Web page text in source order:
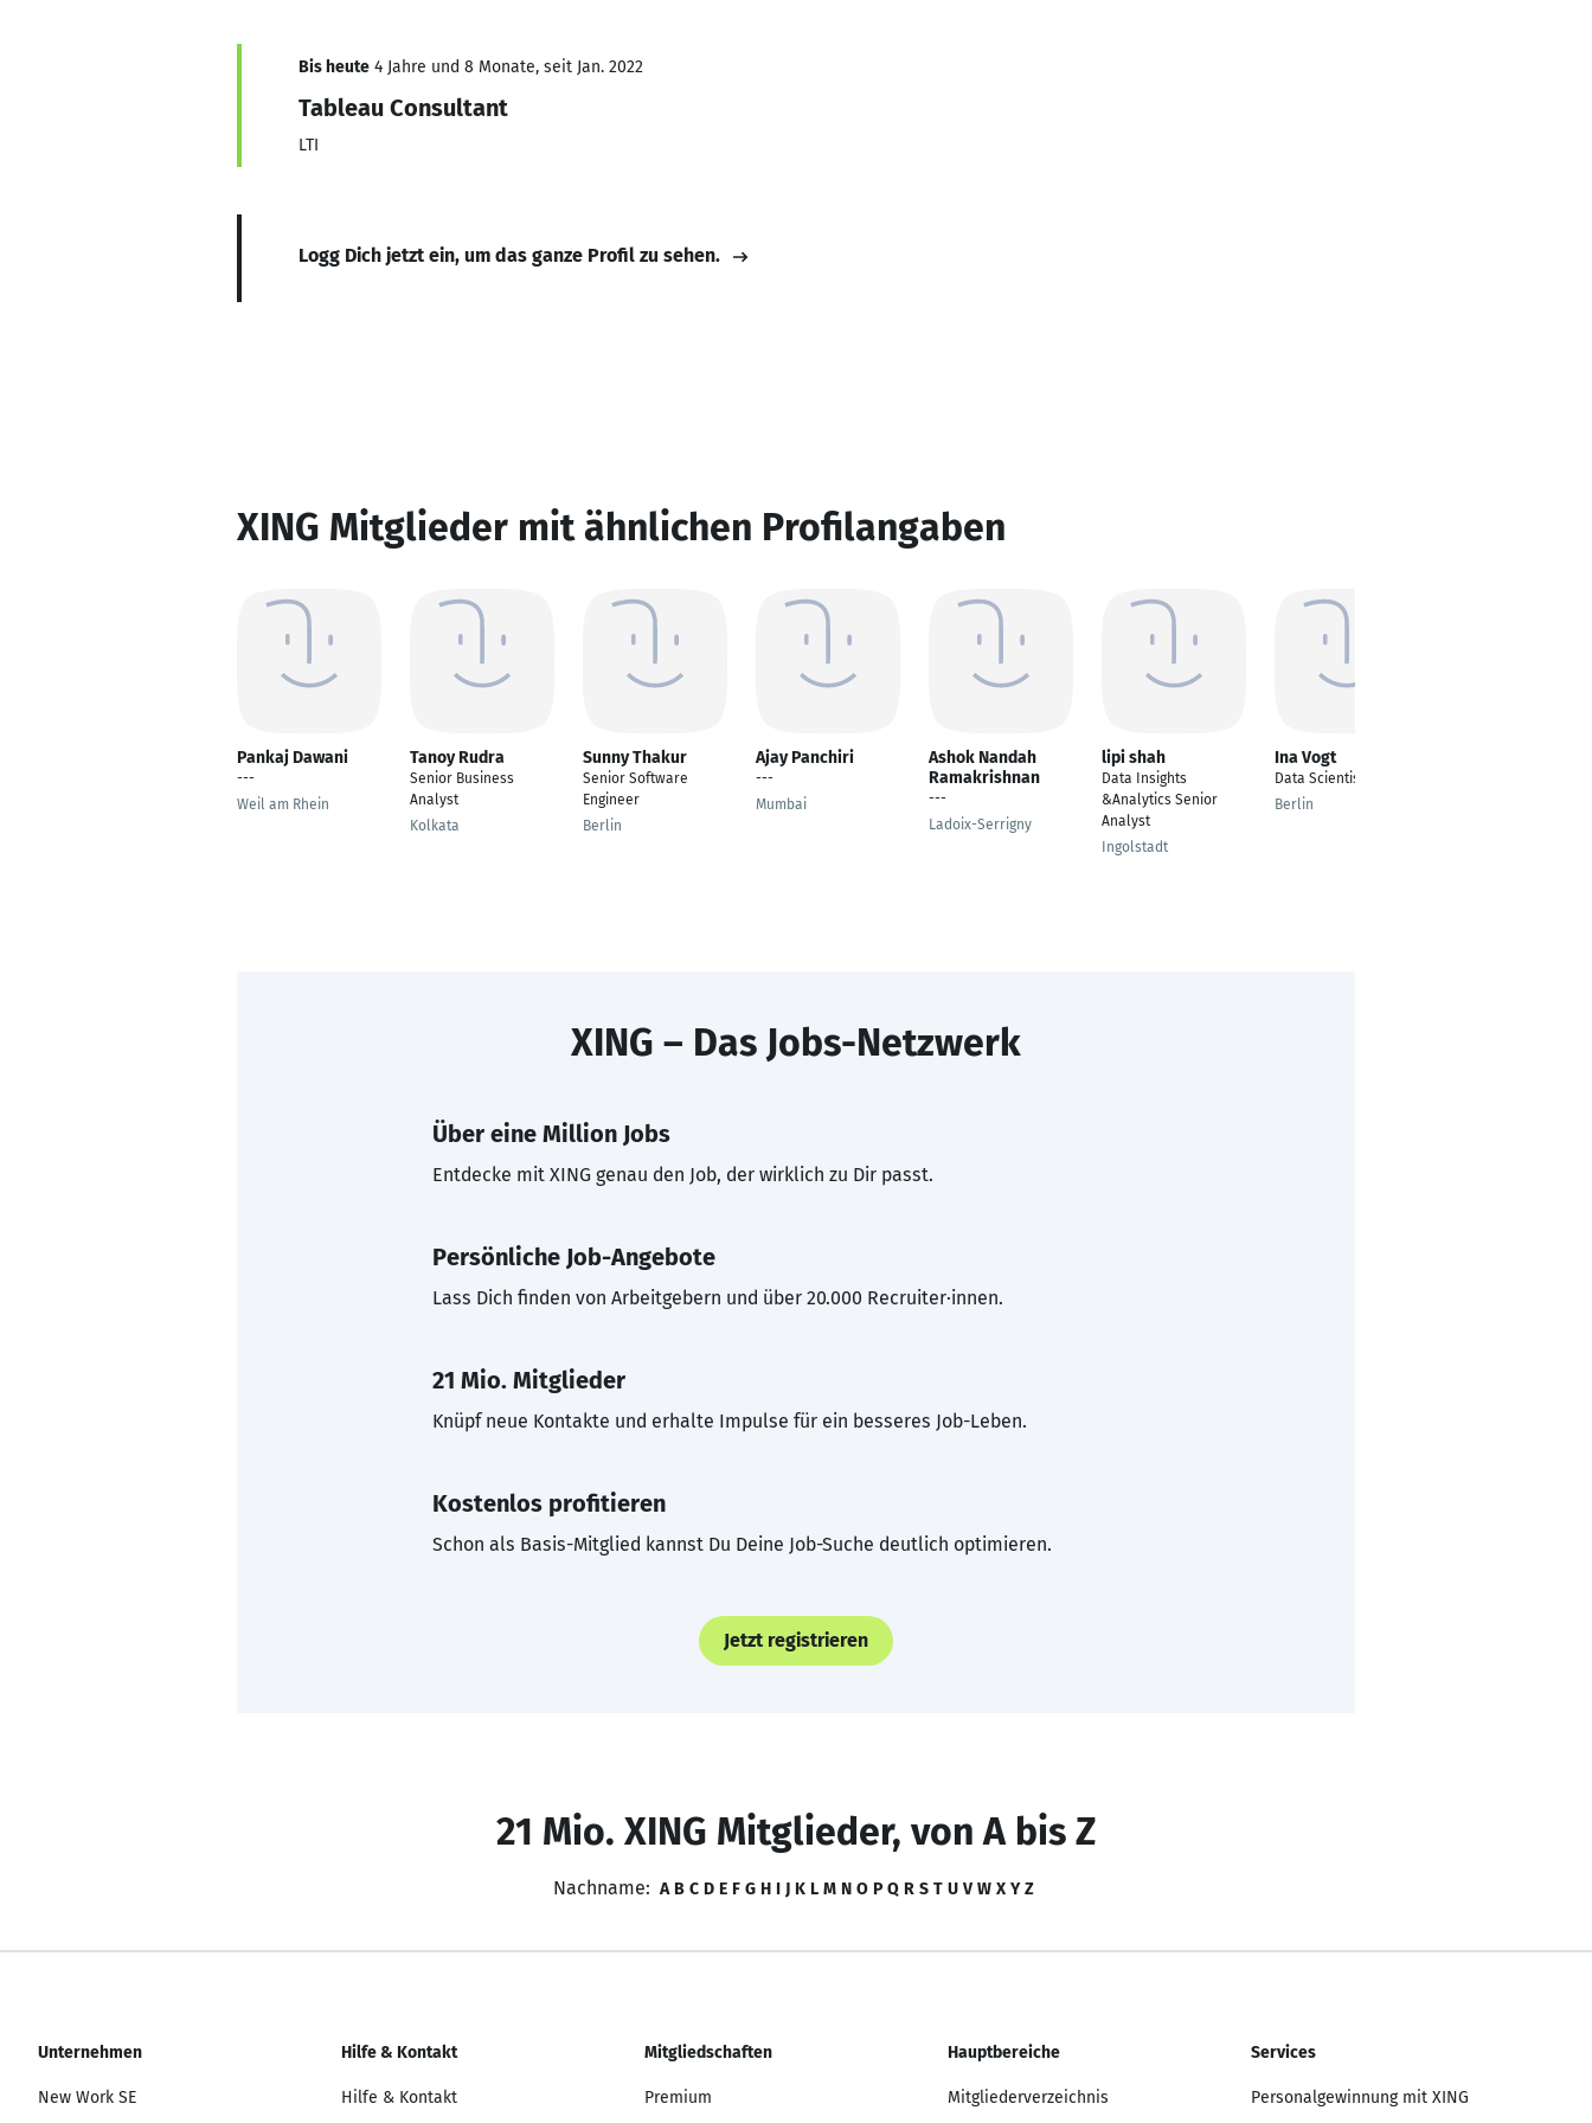
Bis heute 4 Jahre und 8 Monate, seit Jan. 2022
Tableau Consultant
LTI
Logg Dich jetzt ein, um das ganze Profil zu sehen.
XING Mitglieder mit ähnlichen Profilangaben
Pankaj Dawani
---
Weil am Rhein
Tanoy Rudra
Senior Business
Analyst
Kolkata
Sunny Thakur
Senior Software
Engineer
Berlin
Ajay Panchiri
---
Mumbai
Ashok Nandah
Ramakrishnan
---
Ladoix-Serrigny
lipi shah
Data Insights
&Analytics Senior
Analyst
Ingolstadt
Ina Vogt
Data Scientist
Berlin
XING – Das Jobs-Netzwerk
Über eine Million Jobs
Entdecke mit XING genau den Job, der wirklich zu Dir passt.
Persönliche Job-Angebote
Lass Dich finden von Arbeitgebern und über 20.000 Recruiter·innen.
21 Mio. Mitglieder
Knüpf neue Kontakte und erhalte Impulse für ein besseres Job-Leben.
Kostenlos profitieren
Schon als Basis-Mitglied kannst Du Deine Job-Suche deutlich optimieren.
Jetzt registrieren
21 Mio. XING Mitglieder, von A bis Z
Nachname: A B C D E F G H I J K L M N O P Q R S T U V W X Y Z
Unternehmen
New Work SE
Hilfe & Kontakt
Hilfe & Kontakt
Mitgliedschaften
Premium
Hauptbereiche
Mitgliederverzeichnis
Services
Personalgewinnung mit XING